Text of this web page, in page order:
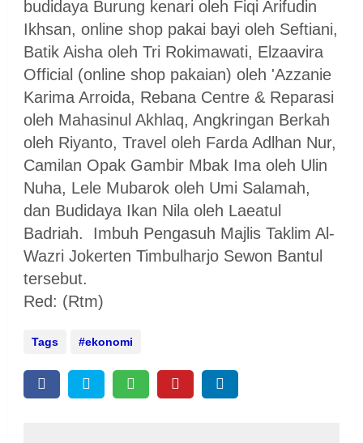
budidaya Burung kenari oleh Fiqi Arifudin
Ikhsan, online shop pakai bayi oleh Seftiani,
Batik Aisha oleh Tri Rokimawati, Elzaavira
Official (online shop pakaian) oleh 'Azzanie
Karima Arroida, Rebana Centre & Reparasi
oleh Mahasinul Akhlaq, Angkringan Berkah
oleh Riyanto, Travel oleh Farda Adlhan Nur,
Camilan Opak Gambir Mbak Ima oleh Ulin
Nuha, Lele Mubarok oleh Umi Salamah,
dan Budidaya Ikan Nila oleh Laeatul
Badriah. Imbuh Pengasuh Majlis Taklim Al-
Wazri Jokerten Timbulharjo Sewon Bantul
tersebut.
Red: (Rtm)
Tags ekonomi